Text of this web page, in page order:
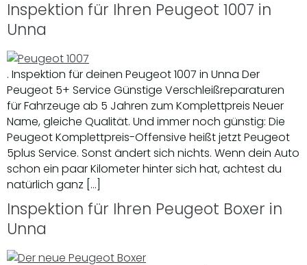
Inspektion für Ihren Peugeot 1007 in
Unna
. Inspektion für deinen Peugeot 1007 in Unna Der
Peugeot 5+ Service Günstige Verschleißreparaturen
für Fahrzeuge ab 5 Jahren zum Komplettpreis Neuer
Name, gleiche Qualität. Und immer noch günstig: Die
Peugeot Komplettpreis-Offensive heißt jetzt Peugeot
5plus Service. Sonst ändert sich nichts. Wenn dein Auto
schon ein paar Kilometer hinter sich hat, achtest du
natürlich ganz […]
Inspektion für Ihren Peugeot Boxer in
Unna